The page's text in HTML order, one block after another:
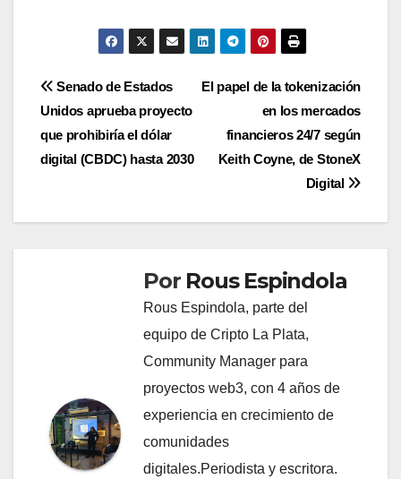
Navegación
de
entradas
El papel de la tokenización
en los mercados
financieros 24/7 según
Keith Coyne, de StoneX
Digital
Senado de Estados
Unidos aprueba proyecto
que prohibiría el dólar
digital (CBDC) hasta 2030
Por Rous Espindola
Rous Espindola, parte del
equipo de Cripto La Plata,
Community Manager para
proyectos web3, con 4 años de
experiencia en crecimiento de
comunidades
digitales.Periodista y escritora.